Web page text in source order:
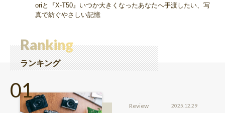
oriと『X-T50』いつか大きくなったあなたへ手渡したい、写
真で紡ぐやさしい記憶
Ranking
ランキング
Review 2025.12.29